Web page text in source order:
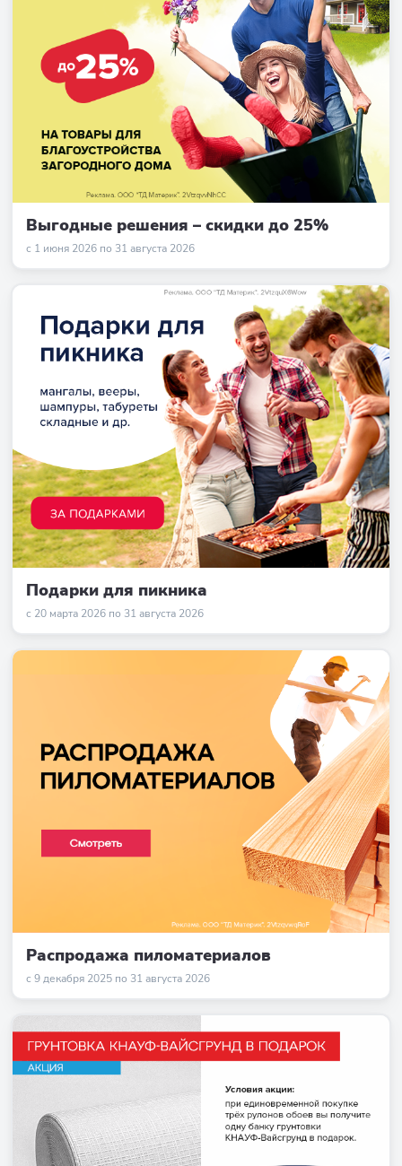
Выгодные решения – скидки до 25%
с 1 июня 2026 по 31 августа 2026
Подарки для пикника
с 20 марта 2026 по 31 августа 2026
Распродажа пиломатериалов
с 9 декабря 2025 по 31 августа 2026